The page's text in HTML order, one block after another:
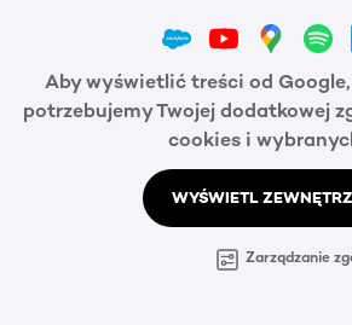
Aby wyświetlić treści od
potrzebujemy Twojej dodatkowej
cookies i
WYŚWIETL
Zarządzanie